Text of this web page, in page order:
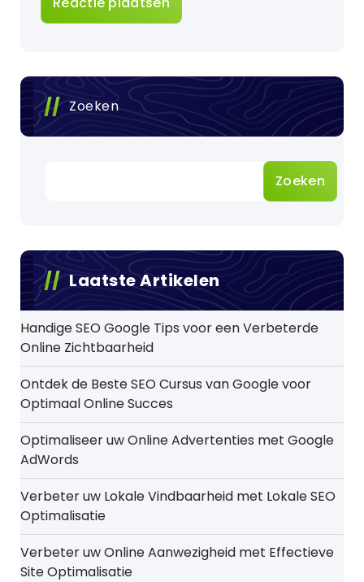
Zoeken
Zoeken
Laatste Artikelen
Handige SEO Google Tips voor een Verbeterde
Online Zichtbaarheid
Ontdek de Beste SEO Cursus van Google voor
Optimaal Online Succes
Optimaliseer uw Online Advertenties met Google
AdWords
Verbeter uw Lokale Vindbaarheid met Lokale SEO
Optimalisatie
Verbeter uw Online Aanwezigheid met Effectieve
Site Optimalisatie